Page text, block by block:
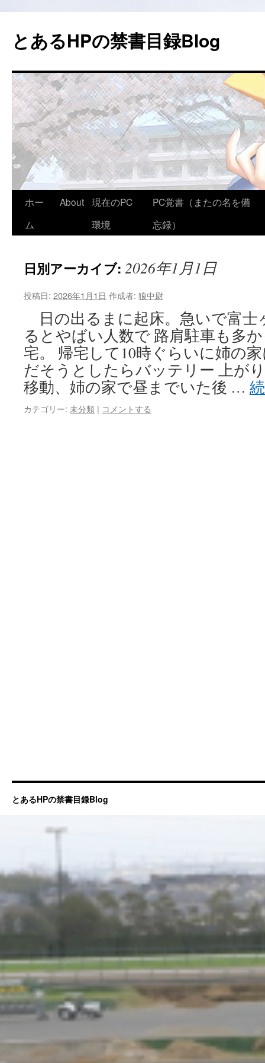
テ
ン
へ
ス
キ
ッ
とあるHPの禁書目録Blog
ホー
ム
About 現在のPC
環境
PC覚書（またの名を備
忘録）
日別アーカイブ: 2026年1月1日
投稿日: 2026年1月1日 作成者: 狼中尉
日の出るまに起床。急いで富士
るとやばい人数で 路肩駐車も多
宅。 帰宅して10時ぐらいに姉の
だそうとしたらバッテリー 上が
移動、姉の家で昼までいた後 …
カテゴリー: 未分類 | コメントする
とあるHPの禁書目録Blog